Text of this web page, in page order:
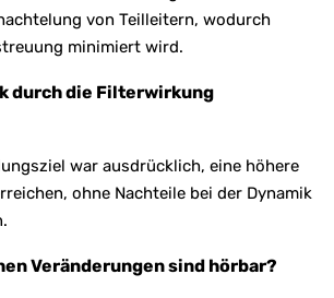
von Teilleitern, wodurch
minimiert wird.
durch die Filterwirkung
war ausdrücklich, eine höhere
ohne Nachteile bei der Dynamik
Veränderungen sind hörbar?